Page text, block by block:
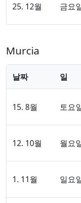
25. 12월 금요
Murcia
날짜 일
15. 8월 토요
12. 10월 월요
1. 11월 일요